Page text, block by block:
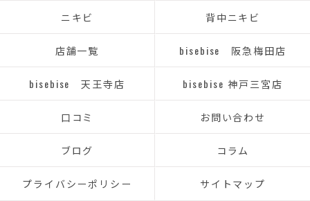
ニキビ 背中ニキビ
店舗一覧 bisebise 阪急梅田店
bisebise 天王寺店 bisebise 神戸三宮店
口コミ お問い合わせ
ブログ コラム
プライバシーポリシー サイトマップ